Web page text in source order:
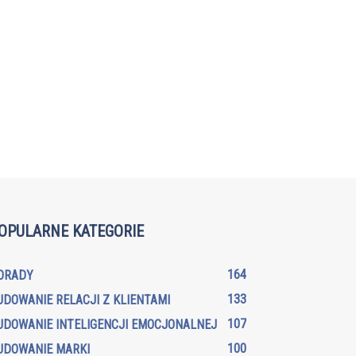
KATEGORIE
164
RELACJI Z KLIENTAMI
133
INTELIGENCJI EMOCJONALNEJ
107
MARKI
100